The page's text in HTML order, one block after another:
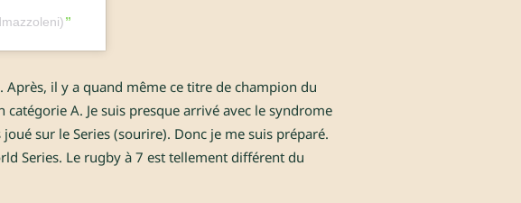
il y a quand même ce titre de champion du
catégorie A. Je suis presque arrivé avec le syndrome
sur le Series (sourire). Donc je me suis préparé.
Series. Le rugby à 7 est tellement différent du